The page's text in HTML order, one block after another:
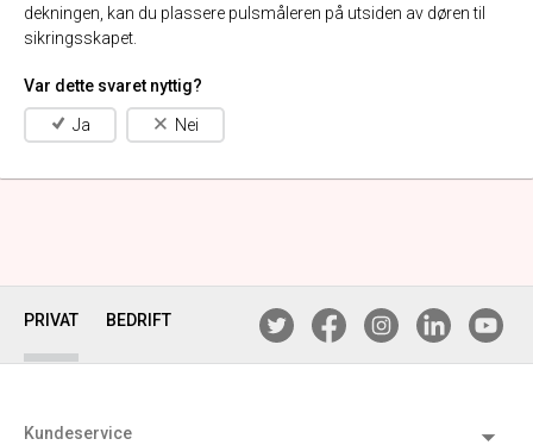
dekningen, kan du plassere pulsmåleren på utsiden av døren til
sikringsskapet.
Var dette svaret nyttig?
Ja Nei
PRIVAT BEDRIFT
Kundeservice